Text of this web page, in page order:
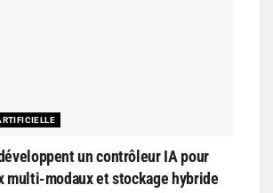
un contrôleur IA pour
multi-modaux et stockage hybride